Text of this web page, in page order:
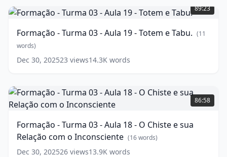
Narcisismo.
10
-
Turma
Aula
19
e
Tabu.
(11
89:23
Formação - Turma 03 - Aula 19 - Totem e Tabu. (11
words)
Dec 30, 202523 views14.3K words
Formação
-
Turma
Aula
18
86:58
Formação - Turma 03 - Aula 18 - O Chiste e sua
Relação com o Inconsciente (16words)
Dec 30, 202526 views13.9K words